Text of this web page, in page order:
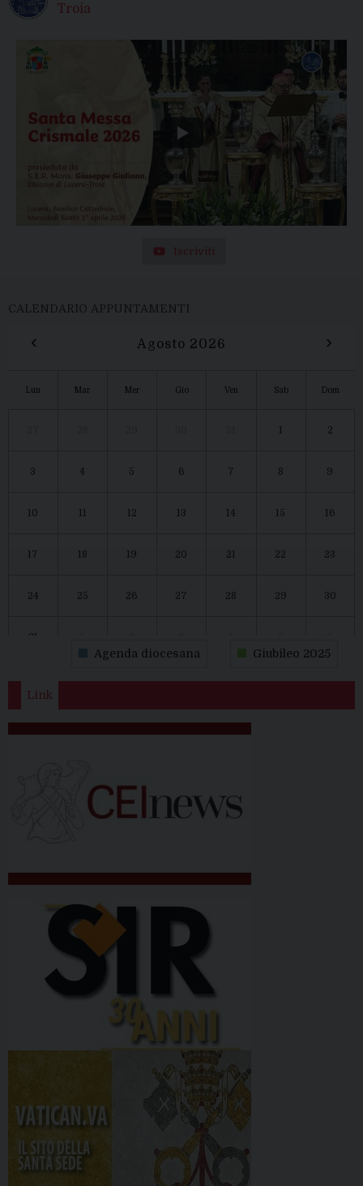
Troia
Iscriviti
CALENDARIO APPUNTAMENTI
‹ Agosto 2026 ›
Lun Mar Mer Gio Ven Sab Dom
1 2
3 4 5 6 7 8 9
10 11 12 13 14 15 16
17 18 19 20 21 22 23
24 25 26 27 28 29 30
31
Agenda diocesana Giubileo 2025
Link